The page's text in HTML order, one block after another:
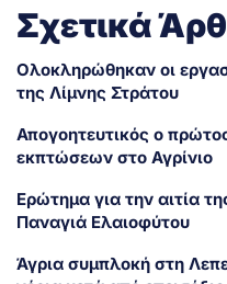
Σχετικά
Ολοκληρώθηκαν οι
της Λίμνης Στράτου
Απογοητευτικός ο
εκπτώσεων στο Αγρίνιο
Ερώτημα για την αιτία
Παναγιά Ελαιοφύτου
Άγρια συμπλοκή στη